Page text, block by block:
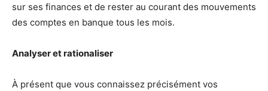
sur ses finances et de rester au courant des mouvements
des comptes en banque tous les mois.
Analyser et rationaliser
À présent que vous connaissez précisément vos